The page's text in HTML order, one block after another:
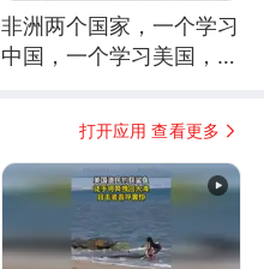
非洲两个国家，一个学习
中国，一个学习美国，结
打开应用 查看更多